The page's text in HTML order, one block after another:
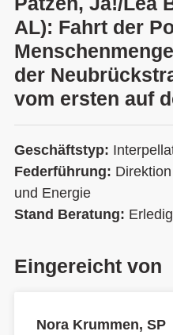
AL): Fahrt der
der
vom ersten auf
Geschäftstyp:
Federführung:
und Energie
Stand Beratung:
Eingereicht von
Nora Krummen, SP